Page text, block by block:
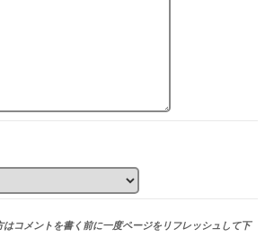
コメントを書く前に一度ページをリフレッシュして下